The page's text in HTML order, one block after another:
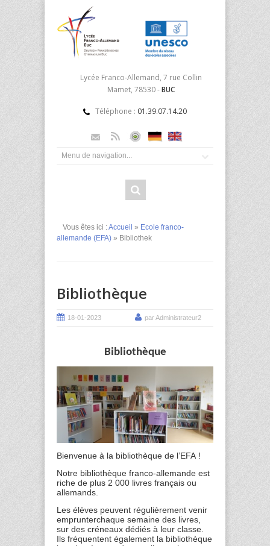
Lycée Franco-Allemand, 7 rue Collin
Mamet, 78530 -BUC
Téléphone : 01.39.07.14.20
Vous êtes ici :Accueil » Ecole franco-
allemande (EFA) » Bibliothek
Bibliothèque
18-01-2023 par Administrateur2
Bibliothèque
Bienvenue à la bibliothèque de l’EFA !
Notre bibliothèque franco-allemande est
riche de plus 2 000 livres français ou
allemands.
Les élèves peuvent régulièrement venir
emprunterchaque semaine des livres,
sur des créneaux dédiés à leur classe.
Ils fréquentent également la bibliothèque